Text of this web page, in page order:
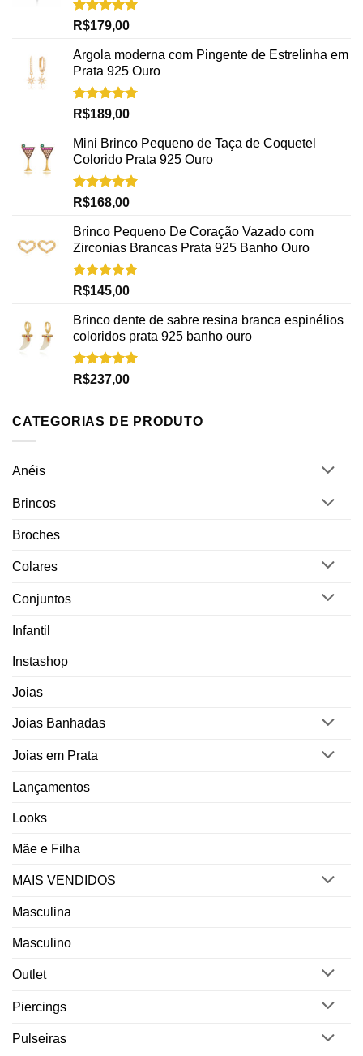
Avaliação
R$179,00
Argola moderna com Pingente de Estrelinha em
Prata 925 Ouro
Avaliação
R$189,00
Mini Brinco Pequeno de Taça de Coquetel
Colorido Prata 925 Ouro
Avaliação
R$168,00
Brinco Pequeno De Coração Vazado com
Zirconias Brancas Prata 925 Banho Ouro
Avaliação
R$145,00
Brinco dente de sabre resina branca espinélios
coloridos prata 925 banho ouro
Avaliação
R$237,00
CATEGORIAS DE PRODUTO
Anéis
Brincos
Broches
Colares
Conjuntos
Infantil
Instashop
Joias
Joias Banhadas
Joias em Prata
Lançamentos
Looks
Mãe e Filha
MAIS VENDIDOS
Masculina
Masculino
Outlet
Piercings
Pulseiras